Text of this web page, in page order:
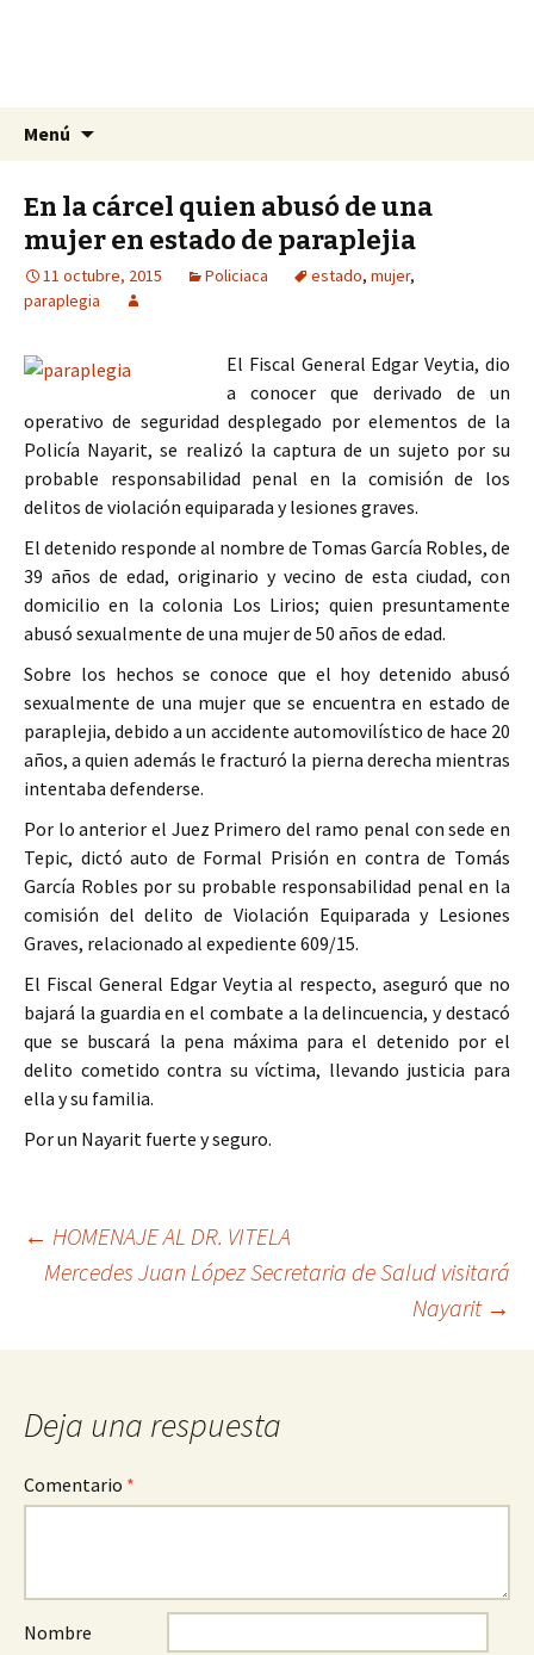
La Yunta de Tepic
La nueva opción en información
Menú
En la cárcel quien abusó de una
mujer en estado de paraplejia
11 octubre, 2015 Policiaca estado, mujer,
paraplegia
El Fiscal General Edgar Veytia, dio
a conocer que derivado de un
operativo de seguridad desplegado por elementos de la
Policía Nayarit, se realizó la captura de un sujeto por su
probable responsabilidad penal en la comisión de los
delitos de violación equiparada y lesiones graves.
El detenido responde al nombre de Tomas García Robles, de
39 años de edad, originario y vecino de esta ciudad, con
domicilio en la colonia Los Lirios; quien presuntamente
abusó sexualmente de una mujer de 50 años de edad.
Sobre los hechos se conoce que el hoy detenido abusó
sexualmente de una mujer que se encuentra en estado de
paraplejia, debido a un accidente automovilístico de hace 20
años, a quien además le fracturó la pierna derecha mientras
intentaba defenderse.
Por lo anterior el Juez Primero del ramo penal con sede en
Tepic, dictó auto de Formal Prisión en contra de Tomás
García Robles por su probable responsabilidad penal en la
comisión del delito de Violación Equiparada y Lesiones
Graves, relacionado al expediente 609/15.
El Fiscal General Edgar Veytia al respecto, aseguró que no
bajará la guardia en el combate a la delincuencia, y destacó
que se buscará la pena máxima para el detenido por el
delito cometido contra su víctima, llevando justicia para
ella y su familia.
Por un Nayarit fuerte y seguro.
← HOMENAJE AL DR. VITELA
Mercedes Juan López Secretaria de Salud visitará
Nayarit →
Deja una respuesta
Comentario *
Nombre